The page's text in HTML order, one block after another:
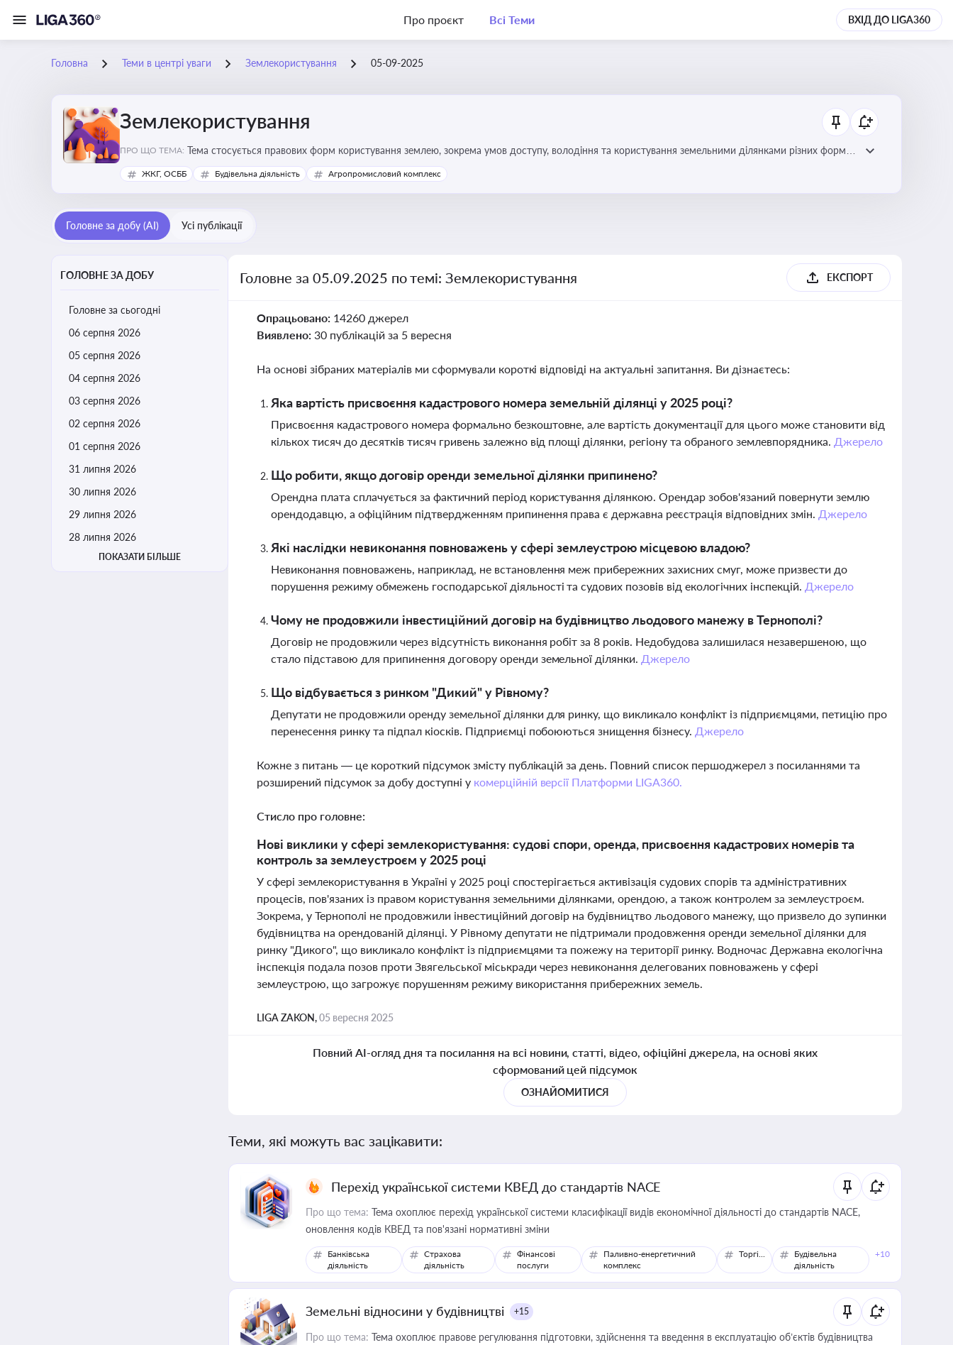
Про проєкт Всі Теми ВХІД ДО LIGA360
Головна Теми в центрі уваги Землекористування 05-09-2025
Землекористування
ПРО ЩО ТЕМА: Тема стосується правових форм користування землею, зокрема умов доступу, володіння та користування земельними ділянками різних форм
власності
ЖКГ, ОСББ Будівельна діяльність Агропромисловий комплекс
Головне за добу (AI) Усі публікації
ГОЛОВНЕ ЗА ДОБУ
Головне за сьогодні
06 серпня 2026
05 серпня 2026
04 серпня 2026
03 серпня 2026
02 серпня 2026
01 серпня 2026
31 липня 2026
30 липня 2026
29 липня 2026
28 липня 2026
ПОКАЗАТИ БІЛЬШЕ
Головне за 05.09.2025 по темі: Землекористування ЕКСПОРТ
Опрацьовано: 14260 джерел
Виявлено: 30 публікацій за 5 вересня
На основі зібраних матеріалів ми сформували короткі відповіді на актуальні запитання. Ви дізнаєтесь:
Яка вартість присвоєння кадастрового номера земельній ділянці у 2025 році?
Присвоєння кадастрового номера формально безкоштовне, але вартість документації для цього може становити від
кількох тисяч до десятків тисяч гривень залежно від площі ділянки, регіону та обраного землевпорядника. Джерело
Що робити, якщо договір оренди земельної ділянки припинено?
Орендна плата сплачується за фактичний період користування ділянкою. Орендар зобов'язаний повернути землю
орендодавцю, а офіційним підтвердженням припинення права є державна реєстрація відповідних змін. Джерело
Які наслідки невиконання повноважень у сфері землеустрою місцевою владою?
Невиконання повноважень, наприклад, не встановлення меж прибережних захисних смуг, може призвести до
порушення режиму обмежень господарської діяльності та судових позовів від екологічних інспекцій. Джерело
Чому не продовжили інвестиційний договір на будівництво льодового манежу в Тернополі?
Договір не продовжили через відсутність виконання робіт за 8 років. Недобудова залишилася незавершеною, що
стало підставою для припинення договору оренди земельної ділянки. Джерело
Що відбувається з ринком "Дикий" у Рівному?
Депутати не продовжили оренду земельної ділянки для ринку, що викликало конфлікт із підприємцями, петицію про
перенесення ринку та підпал кіосків. Підприємці побоюються знищення бізнесу. Джерело
Кожне з питань — це короткий підсумок змісту публікацій за день. Повний список першоджерел з посиланнями та
розширений підсумок за добу доступні у комерційній версії Платформи LIGA360.
Стисло про головне:
Нові виклики у сфері землекористування: судові спори, оренда, присвоєння кадастрових номерів та
контроль за землеустроєм у 2025 році
У сфері землекористування в Україні у 2025 році спостерігається активізація судових спорів та адміністративних
процесів, пов'язаних із правом користування земельними ділянками, орендою, а також контролем за землеустроєм.
Зокрема, у Тернополі не продовжили інвестиційний договір на будівництво льодового манежу, що призвело до зупинки
будівництва на орендованій ділянці. У Рівному депутати не підтримали продовження оренди земельної ділянки для
ринку "Дикого", що викликало конфлікт із підприємцями та пожежу на території ринку. Водночас Державна екологічна
інспекція подала позов проти Звягельської міськради через невиконання делегованих повноважень у сфері
землеустрою, що загрожує порушенням режиму використання прибережних земель.
LIGA ZAKON,05 вересня 2025
Повний AI-огляд дня та посилання на всі новини, статті, відео, офіційні джерела, на основі яких
сформований цей підсумок
ОЗНАЙОМИТИСЯ
Теми, які можуть вас зацікавити:
Перехід української системи КВЕД до стандартів NACE
Про що тема: Тема охоплює перехід української системи класифікації видів економічної діяльності до стандартів NACE,
оновлення кодів КВЕД та пов'язані нормативні зміни
Банківська
діяльність
Страхова
діяльність
Фінансові
послуги
Паливно-енергетичний
комплекс
Торгівля
Будівельна
діяльність
+10
Земельні відносини у будівництві +15
Про що тема: Тема охоплює правове регулювання підготовки, здійснення та введення в експлуатацію об’єктів будівництва